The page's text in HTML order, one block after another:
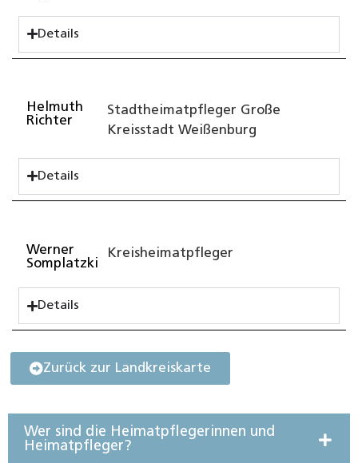
Details
Helmuth
Richter
Stadtheimatpfleger Große
Kreisstadt Weißenburg
Details
Werner
Somplatzki
Kreisheimatpfleger
Details
Zurück zur Landkreiskarte
Wer sind die Heimatpflegerinnen und
Heimatpfleger?